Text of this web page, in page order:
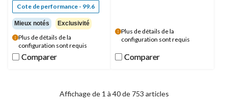
Cote de performance - 99.6
Mieux notés Exclusivité
Plus de détails de la
configuration sont requis
Comparer
Comparer
Plus de détails de la
configuration sont requis
Comparer
Comparer
Affichage de 1 à 40 de 753 articles